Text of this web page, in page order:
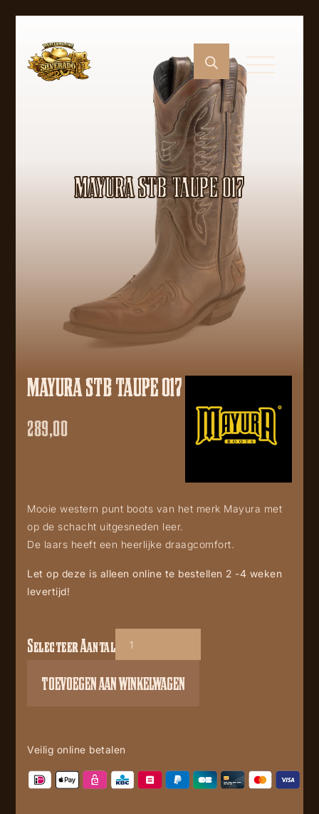
MAYURA STB TAUPE 017
MAYURA STB TAUPE 017
289,00
Mooie western punt boots van het merk Mayura met
op de schacht uitgesneden leer.
De laars heeft een heerlijke draagcomfort.
Let op deze is alleen online te bestellen 2 -4 weken
levertijd!
Mayura
taupe
Selecteer Aantal
TOEVOEGEN AAN WINKELWAGEN
Veilig online betalen